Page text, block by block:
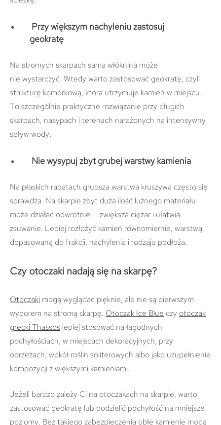
Przy większym nachyleniu zastosuj
geokratę
Na stromych skarpach sama włóknina może
nie wystarczyć. Wtedy warto zastosować geokratę, czyli
strukturę komórkową, która utrzymuje kamień w miejscu.
To szczególnie praktyczne rozwiązanie przy długich
skarpach, nasypach i terenach narażonych na intensywny
spływ wody.
Nie wysypuj zbyt grubej warstwy kamienia
Na płaskich rabatach grubsza warstwa kruszywa często się
sprawdza. Na skarpie zbyt duża ilość luźnego materiału
może działać odwrotnie — zwiększa ciężar i ułatwia
zsuwanie. Lepiej rozłożyć kamień równomiernie, warstwą
dopasowaną do frakcji, nachylenia i rodzaju podłoża.
Czy otoczaki nadają się na skarpę?
Otoczaki mogą wyglądać pięknie, ale nie są pierwszym
wyborem na stromą skarpę. Otoczak Ice Blue czy otoczak
grecki Thassos lepiej stosować na łagodnych
pochyłościach, w miejscach dekoracyjnych, przy
obrzeżach, wokół roślin soliterowych albo jako uzupełnienie
kompozycji z większymi kamieniami.
Jeżeli bardzo zależy Ci na otoczakach na skarpie, warto
zastosować geokratę lub podzielić pochyłość na mniejsze
poziomy. Bez takiego zabezpieczenia obłe kamienie mogą